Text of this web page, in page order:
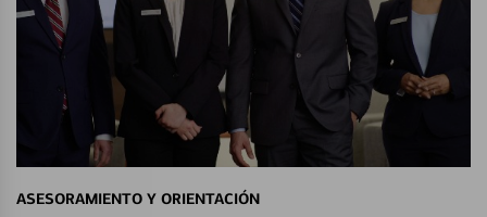
ASESORAMIENTO Y ORIENTACIÓN